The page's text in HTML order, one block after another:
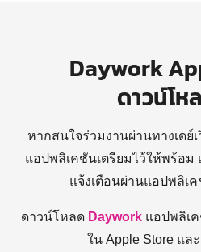
Daywork
ดาวน์โ
หากสนใจร่วมงานผ่านทางเดย์
แอปพลิเคชันเตรียมไว้ให้พร้อม
แจ้งเตือนผ่านแอปพลิเ
ดาวน์โหลด Daywork แอปพลิเ
ใน Apple Store แล